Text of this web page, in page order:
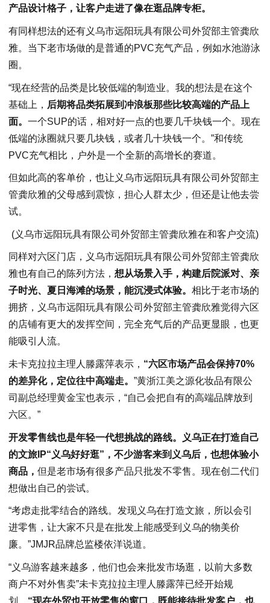
产品设计格子，让客户走进了像在逛品牌专柜。
有同样想法的还有义乌市远阳玩具有限公司外贸部主管龚欣
雅。当下老市场做的是普通的PVC充气产品，例如水池游泳
圈。
“现在经营的品类是比较低端的制造业。我的想法是在这个
基础上， 后期将品类拓展到冲浪板那些比较高端的产品上
面。 一个SUP的话，相对好一点的也要几千块钱一个。现在
低端的泳圈就只要几块钱，或者几十块钱一个。”和传统
PVC充气相比，户外是一个全新的高增长的赛道。
但如此高的客单价，也让义乌市远阳玩具有限公司外贸部主
管龚欣雅的父母感到震惊，担心人群太少，但还是让他去尝
试。
(义乌市远阳玩具有限公司外贸部主管龚欣雅在和客户交流)
同样对六区门店，义乌市远阳玩具有限公司外贸部主管龚欣
雅也有自己的陈列方法， 想从场景入手，构建后院派对、亲
子时光、夏日海滩的场景，能沉浸式体验。 相比于老市场的
拥挤，义乌市远阳玩具有限公司外贸部主管龚欣雅觉得六区
的店铺有更大的发挥空间，完全充气后的产品更显眼，也更
能吸引人流。
未卡克拉拉主理人滕露萍表示， “六区市场产品会保持70%
的差异化，定位往中高端走。 ”黄浙江美之源化妆品有限公
司副总经理黄金宝也表示，“自己会把自有的高端品牌放到
六区。”
开发零售线也是年轻一代想挑战的路线。义乌正在打造自己
的文旅IP“义乌好好逛”，不少游客来到义乌后，也想体验小
商品， 但是老市场有很多产品只批发不零售。现在创二代们
想做出自己的尝试。
“考虑走批零结合的路线。发现义乌在打造文旅，所以会引
进零售，让大家不只是在批发上能感受到义乌的物美价
廉。”JMJR品牌总监楼依洋说道。
“义乌游客越来越多，他们也会来批发市场逛，以前大多数
商户不对外售卖”未卡克拉拉主理人滕露萍已经开始规
划， “现在外贸也开放零售的窗口，既能接待批发客户，也